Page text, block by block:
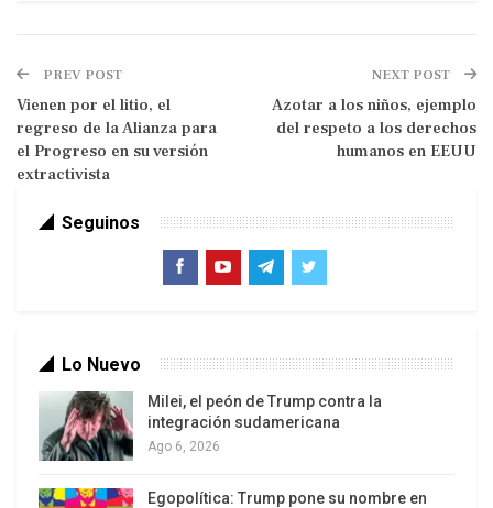
imperialismo estadounidense.
pacto de elites ha entrado en crisis terminal, hacia
finales de los 80 y comienzos de los 90, crisis a
su vez directamente relacionada con el profundo
impacto económico y social que tendrá el fin de la
PREV POST
Vienen por el litio, el
regreso de la Alianza para
el Progreso en su versión
extractivista
NEXT POST
Azotar a los niños, ejemplo
del respeto a los derechos
humanos en EEUU
Seguinos
Lo Nuevo
Milei, el peón de Trump contra la
integración sudamericana
Ago 6, 2026
Egopolítica: Trump pone su nombre en